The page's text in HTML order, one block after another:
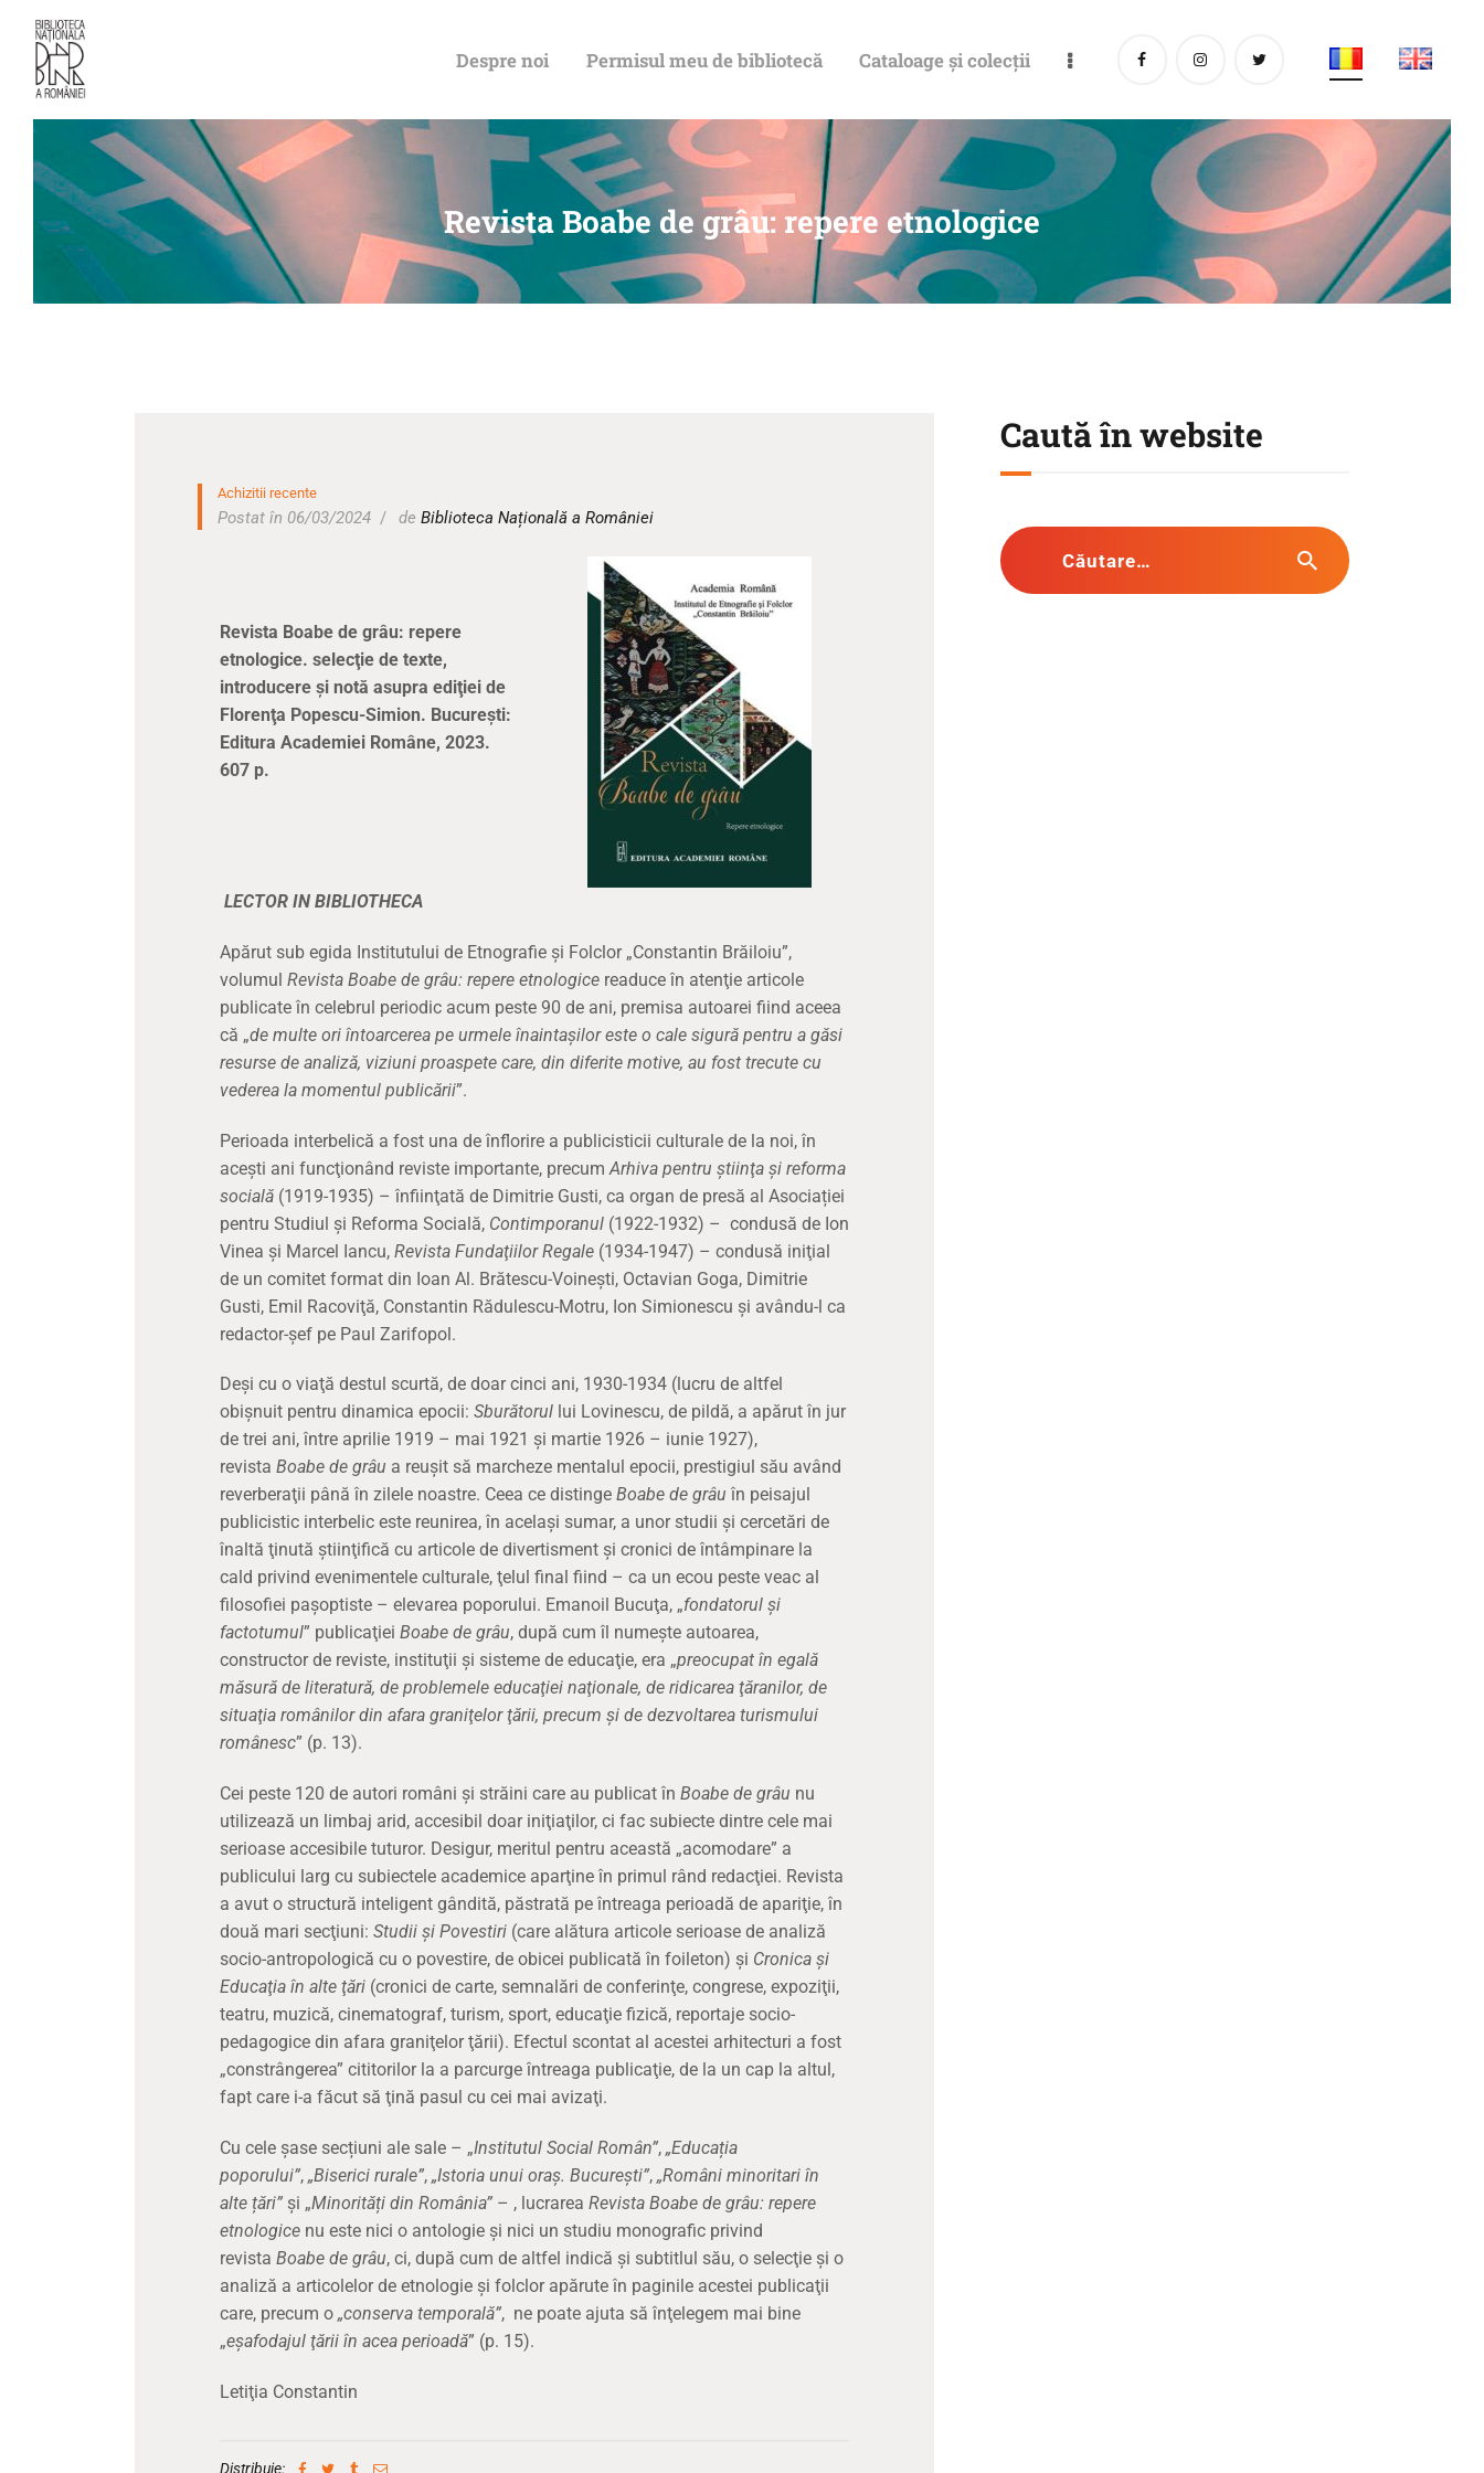
Despre noi Permisul meu de bibliotecă Cataloage și colecții
Revista Boabe de grâu: repere etnologice
DE BIBLIOTECĂ
CATALOAGE ȘI
COLECȚII
CULTURALE
SPAȚII
NOUTĂȚI
Achizitii recente
Postat în 06/03/2024 deBiblioteca Națională a României
Revista Boabe de grâu: repere
etnologice. selecţie de texte,
introducere şi notă asupra ediţiei de
Florenţa Popescu-Simion. Bucureşti:
Editura Academiei Române, 2023.
607 p.
LECTOR IN BIBLIOTHECA
Apărut sub egida Institutului de Etnografie şi Folclor „Constantin Brăiloiu”,
volumul Revista Boabe de grâu: repere etnologicereaduce în atenţie articole
publicate în celebrul periodic acum peste 90 de ani, premisa autoarei fiind aceea
că „de multe ori întoarcerea pe urmele înaintaşilor este o cale sigură pentru a găsi
resurse de analiză, viziuni proaspete care, din diferite motive, au fost trecute cu
vederea la momentul publicării”.
Perioada interbelică a fost una de înflorire a publicisticii culturale de la noi, în
aceşti ani funcţionând reviste importante, precum Arhiva pentru ştiinţa şi reforma
socială(1919-1935) – înfiinţată de Dimitrie Gusti, ca organ de presă al Asociației
pentru Studiul și Reforma Socială, Contimporanul(1922-1932) – condusă de Ion
Vinea şi Marcel Iancu, Revista Fundaţiilor Regale(1934-1947) – condusă iniţial
de un comitet format din Ioan Al. Brătescu-Voineşti, Octavian Goga, Dimitrie
Gusti, Emil Racoviţă, Constantin Rădulescu-Motru, Ion Simionescu şi avându-l ca
redactor-șef pe Paul Zarifopol.
Deşi cu o viaţă destul scurtă, de doar cinci ani, 1930-1934 (lucru de altfel
obişnuit pentru dinamica epocii: Sburătorul lui Lovinescu, de pildă, a apărut în jur
de trei ani, între aprilie 1919 – mai 1921 şi martie 1926 – iunie 1927),
revista Boabe de grâu a reuşit să marcheze mentalul epocii, prestigiul său având
reverberaţii până în zilele noastre. Ceea ce distinge Boabe de grâu în peisajul
publicistic interbelic este reunirea, în acelaşi sumar, a unor studii şi cercetări de
înaltă ţinută ştiinţifică cu articole de divertisment şi cronici de întâmpinare la
cald privind evenimentele culturale, ţelul final fiind – ca un ecou peste veac al
filosofiei paşoptiste – elevarea poporului. Emanoil Bucuţa, „fondatorul şi
factotumul” publicaţiei Boabe de grâu, după cum îl numeşte autoarea,
constructor de reviste, instituţii şi sisteme de educaţie, era „preocupat în egală
măsură de literatură, de problemele educaţiei naţionale, de ridicarea ţăranilor, de
situaţia românilor din afara graniţelor ţării, precum şi de dezvoltarea turismului
românesc” (p. 13).
Cei peste 120 de autori români şi străini care au publicat în Boabe de grâu nu
utilizează un limbaj arid, accesibil doar iniţiaţilor, ci fac subiecte dintre cele mai
serioase accesibile tuturor. Desigur, meritul pentru această „acomodare” a
publicului larg cu subiectele academice aparţine în primul rând redacţiei. Revista
a avut o structură inteligent gândită, păstrată pe întreaga perioadă de apariţie, în
două mari secţiuni: Studii şi Povestiri(care alătura articole serioase de analiză
socio-antropologică cu o povestire, de obicei publicată în foileton) şi Cronica şi
Educaţia în alte ţări (cronici de carte, semnalări de conferinţe, congrese, expoziţii,
teatru, muzică, cinematograf, turism, sport, educaţie fizică, reportaje socio-
pedagogice din afara graniţelor ţării). Efectul scontat al acestei arhitecturi a fost
„constrângerea” cititorilor la a parcurge întreaga publicaţie, de la un cap la altul,
fapt care i-a făcut să ţină pasul cu cei mai avizaţi.
Cu cele șase secțiuni ale sale – „Institutul Social Român”,„Educația
poporului”,„Biserici rurale”,„Istoria unui oraș. București”, „Români minoritari în
alte țări”şi „Minorități din România” – , lucrarea Revista Boabe de grâu: repere
etnologicenu este nici o antologie şi nici un studiu monografic privind
revista Boabe de grâu, ci, după cum de altfel indică şi subtitlul său, o selecţie şi o
analiză a articolelor de etnologie şi folclor apărute în paginile acestei publicaţii
care, precum o „conserva temporală”, ne poate ajuta să înţelegem mai bine
„eşafodajul ţării în acea perioadă” (p. 15).
Letiţia Constantin
Distribuie:
Caută în website